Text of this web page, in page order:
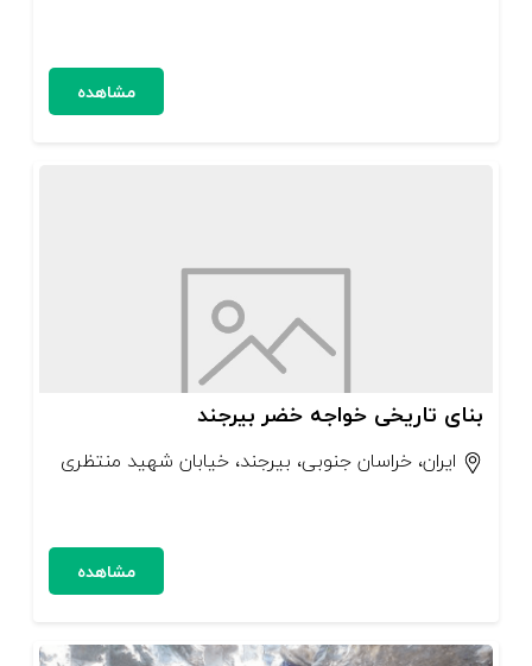
مشاهده
بنای تاریخی خواجه خضر بیرجند
ایران، خراسان جنوبی، بیرجند، خیابان شهید منتظری
مشاهده